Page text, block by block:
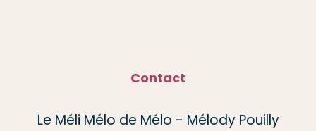
Contact
Le Méli Mélo de Mélo - Mélody Pouilly